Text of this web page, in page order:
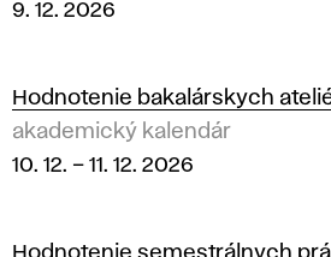
9. 12. 2026
Hodnotenie bakalárskych
akademický kalendár
10. 12. – 11. 12. 2026